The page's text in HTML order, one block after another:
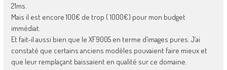
21ms.
Mais il est encore 100€ de trop ( 1000€) pour mon budget
immédiat.
Et fait-il aussi bien que le XF9005 en terme d’images pures. J’ai
constaté que certains anciens modèles pouvaient faire mieux et
que leur remplaçant baissaient en qualité sur ce domaine.